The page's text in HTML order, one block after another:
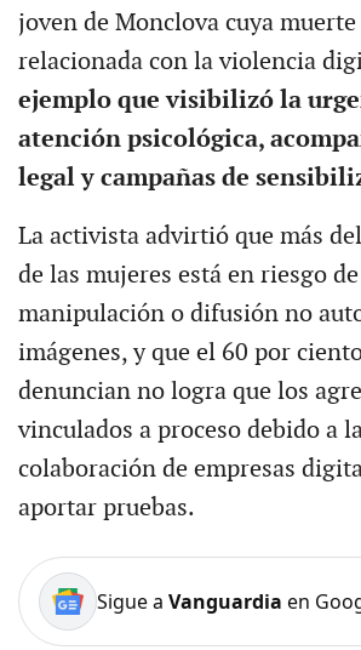
joven de Monclova cuya
relacionada con la violencia
ejemplo que visibilizó la
atención psicológica,
legal y campañas de
La activista advirtió que más
de las mujeres está en riesgo
manipulación o difusión no
imágenes, y que el 60 por
denuncian no logra que los
vinculados a proceso debido a
colaboración de empresas
aportar pruebas.
Sigue a Vanguardia en